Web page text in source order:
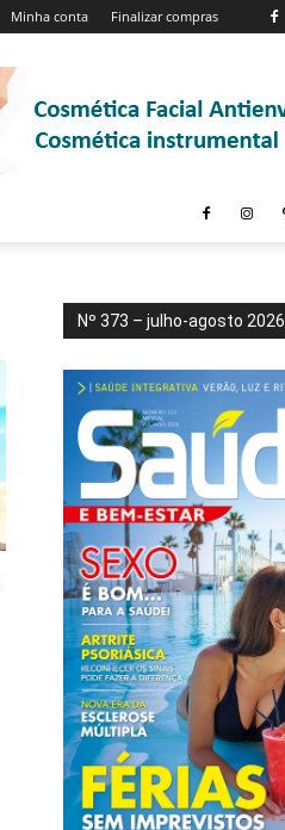
Minha conta Finalizar compras
Nº 373 – julho-agosto 2026